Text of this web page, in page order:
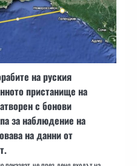
на руския
пристанище на
с бонови
за наблюдение на
на данни от